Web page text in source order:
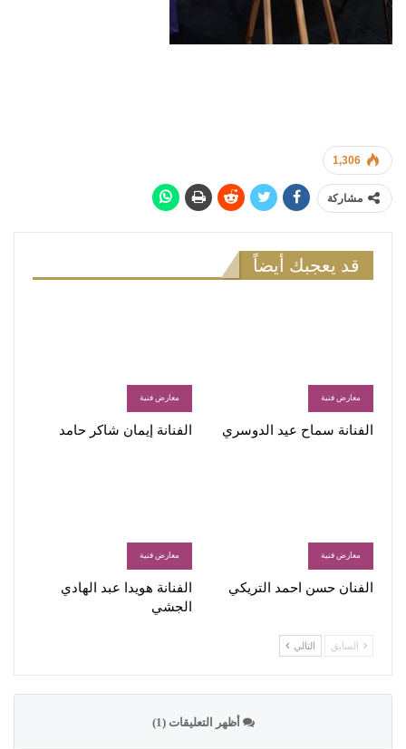
1,306
مشاركة
قد يعجبك أيضاً
معارض فنية
الفنانة سماح عيد الدوسري
معارض فنية
الفنانة إيمان شاكر حامد
معارض فنية
الفنان حسن احمد التريكي
معارض فنية
الفنانة هويدا عبد الهادي
الجشي
السابق التالي
أظهر التعليقات (1)